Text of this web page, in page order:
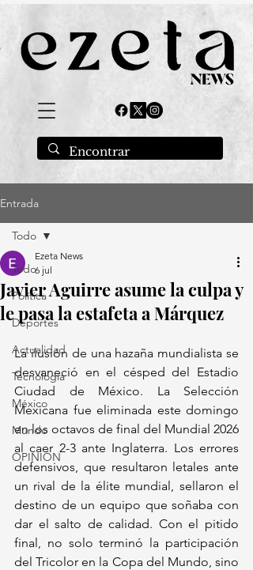
Entrada
Todo
Política
Deportes
Actualidad
Tecnología
México
Mundo
OPINIÓN
Todo
Javier Aguirre asume la culpa y
le pasa la estafeta a Márquez
Ezeta News
6 jul
La ilusión de una hazaña mundialista se
desvaneció en el césped del Estadio
Ciudad de México. La Selección
Mexicana fue eliminada este domingo
en los octavos de final del Mundial 2026
al caer 2-3 ante Inglaterra. Los errores
defensivos, que resultaron letales ante
un rival de la élite mundial, sellaron el
destino de un equipo que soñaba con
dar el salto de calidad. Con el pitido
final, no solo terminó la participación
del Tricolor en la Copa del Mundo, sino